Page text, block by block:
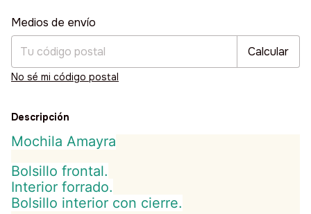
Entregas para el CP:
Medios de envío
Calcular
No sé mi código postal
Descripción
Mochila Amayra
Bolsillo frontal.
Interior forrado.
Bolsillo interior con cierre.